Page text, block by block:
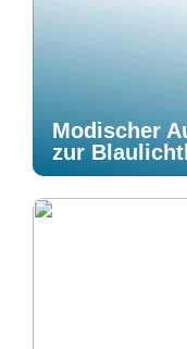
Modischer
zur